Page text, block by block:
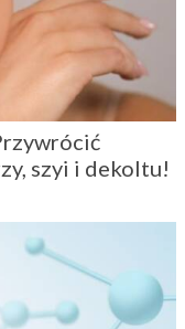
szyi i dekoltu!